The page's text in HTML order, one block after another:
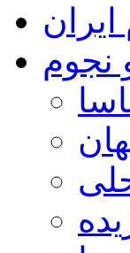
نجوم